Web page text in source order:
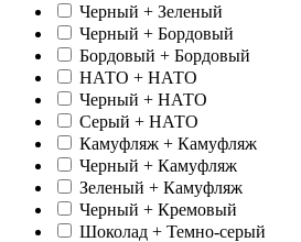
Черный + Зеленый
Черный + Бордовый
Бордовый + Бордовый
НАТО + НАТО
Черный + НАТО
Серый + НАТО
Камуфляж + Камуфляж
Черный + Камуфляж
Зеленый + Камуфляж
Черный + Кремовый
Шоколад + Темно-серый